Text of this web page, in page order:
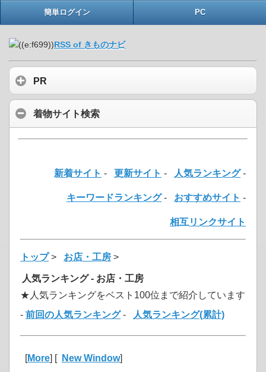
簡単ログイン PC
RSS of きものナビ
PR
着物サイト検索
新着サイト - 更新サイト - 人気ランキング-
キーワードランキング- おすすめサイト -
相互リンクサイト
トップ> お店・工房 >
人気ランキング - お店・工房
★人気ランキングをベスト100位まで紹介しています
- 前回の人気ランキング- 人気ランキング(累計)
[More] [ New Window]